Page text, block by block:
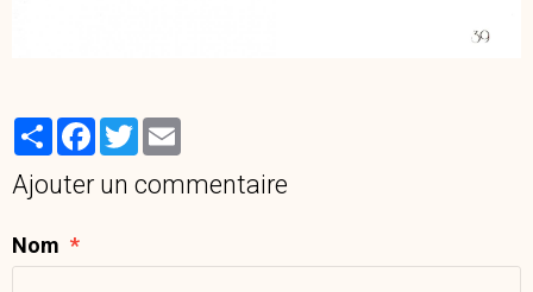
PartagerFacebook
Twitter
Ajouter un commentaire
Nom